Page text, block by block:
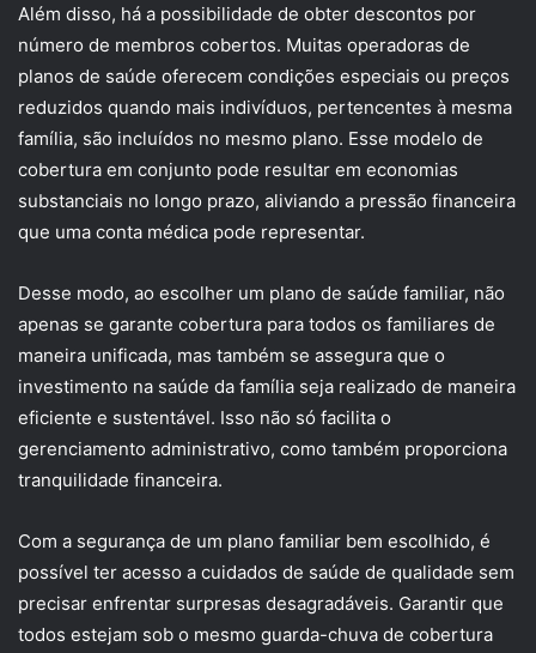
Além disso, há a possibilidade de obter descontos por
número de membros cobertos. Muitas operadoras de
planos de saúde oferecem condições especiais ou preços
reduzidos quando mais indivíduos, pertencentes à mesma
família, são incluídos no mesmo plano. Esse modelo de
cobertura em conjunto pode resultar em economias
substanciais no longo prazo, aliviando a pressão financeira
que uma conta médica pode representar.
Desse modo, ao escolher um plano de saúde familiar, não
apenas se garante cobertura para todos os familiares de
maneira unificada, mas também se assegura que o
investimento na saúde da família seja realizado de maneira
eficiente e sustentável. Isso não só facilita o
gerenciamento administrativo, como também proporciona
tranquilidade financeira.
Com a segurança de um plano familiar bem escolhido, é
possível ter acesso a cuidados de saúde de qualidade sem
precisar enfrentar surpresas desagradáveis. Garantir que
todos estejam sob o mesmo guarda-chuva de cobertura